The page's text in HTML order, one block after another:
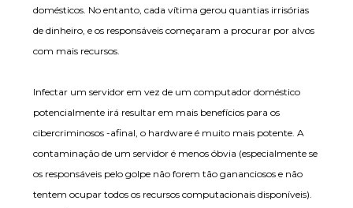
domésticos. No entanto, cada vítima gerou quantias irrisórias
de dinheiro, e os responsáveis começaram a procurar por alvos
com mais recursos.
Infectar um servidor em vez de um computador doméstico
potencialmente irá resultar em mais benefícios para os
cibercriminosos -afinal, o hardware é muito mais potente. A
contaminação de um servidor é menos óbvia (especialmente se
os responsáveis pelo golpe não forem tão gananciosos e não
tentem ocupar todos os recursos computacionais disponíveis).